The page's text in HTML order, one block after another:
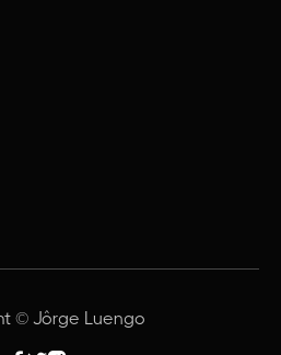
© Jôrge Luengo